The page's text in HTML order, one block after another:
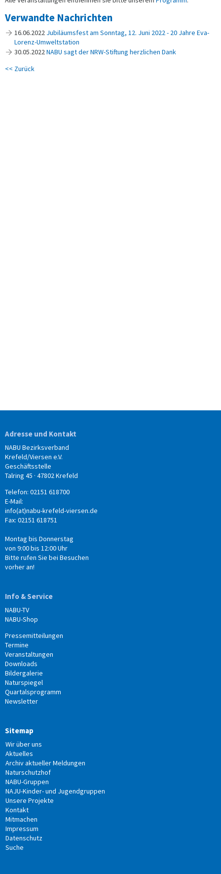
Verwandte Nachrichten
16.06.2022 Jubiläumsfest am Sonntag, 12. Juni 2022 - 20 Jahre Eva-
Lorenz-Umweltstation
30.05.2022NABU sagt der NRW-Stiftung herzlichen Dank
<< Zurück
Adresse und Kontakt
NABU Bezirksverband
Krefeld/Viersen e.V.
Geschäftsstelle
Talring 45 · 47802 Krefeld
Telefon: 02151 618700
E-Mail:
info(at)nabu-krefeld-viersen.de
Fax: 02151 618751
Montag bis Donnerstag
von 9:00 bis 12:00 Uhr
Bitte rufen Sie bei Besuchen
vorher an!
Info & Service
NABU-TV
NABU-Shop
Pressemitteilungen
Termine
Veranstaltungen
Downloads
Bildergalerie
Naturspiegel
Quartalsprogramm
Newsletter
Sitemap
Wir über uns
Aktuelles
Archiv aktueller Meldungen
Naturschutzhof
NABU-Gruppen
NAJU-Kinder- und Jugendgruppen
Unsere Projekte
Kontakt
Mitmachen
Impressum
Datenschutz
Suche